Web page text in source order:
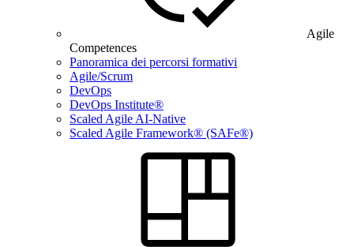
Agile
Competences
Panoramica dei percorsi formativi
Agile/Scrum
DevOps
DevOps Institute®
Scaled Agile AI-Native
Scaled Agile Framework® (SAFe®)